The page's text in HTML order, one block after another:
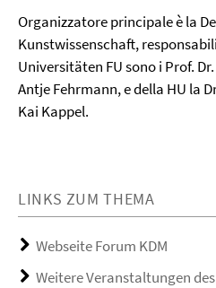
Organizzatore principale è la
Kunstwissenschaft,
Universitäten FU sono i Prof.
Antje Fehrmann, e della HU la
Kai Kappel.
LINKS ZUM THEMA
Webseite Forum KDM
Weitere Veranstaltungen